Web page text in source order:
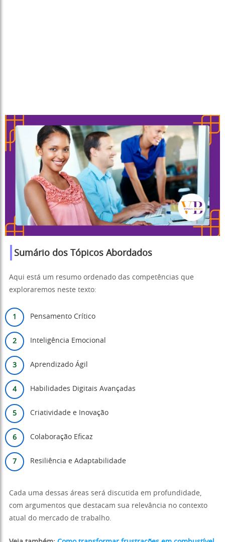
Sumário dos Tópicos Abordados
Aqui está um resumo ordenado das competências que
exploraremos neste texto:
Pensamento Crítico
Inteligência Emocional
Aprendizado Ágil
Habilidades Digitais Avançadas
Criatividade e Inovação
Colaboração Eficaz
Resiliência e Adaptabilidade
Cada uma dessas áreas será discutida em profundidade,
com argumentos que destacam sua relevância no contexto
atual do mercado de trabalho.